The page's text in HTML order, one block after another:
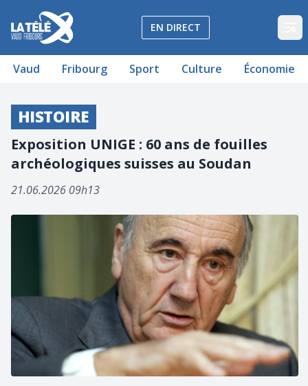
La Télé - Télévision régionale Vaud et Fribourg
EN DIRECT
Vaud Fribourg Sport Culture Économie
HISTOIRE
Exposition UNIGE : 60 ans de fouilles
archéologiques suisses au Soudan
21.06.2026 09h13